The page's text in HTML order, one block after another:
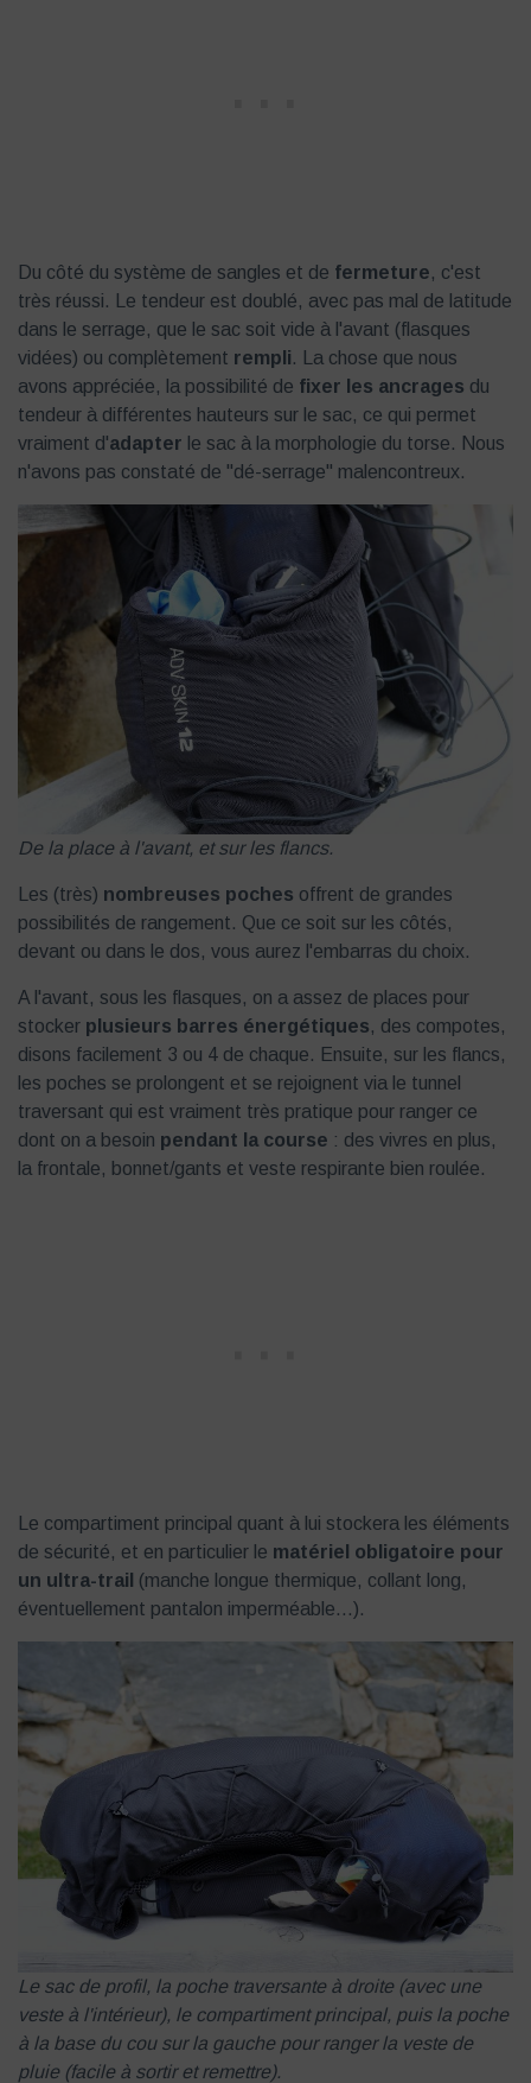
Du côté du système de sangles et de fermeture, c'est
très réussi. Le tendeur est doublé, avec pas mal de latitude
dans le serrage, que le sac soit vide à l'avant (flasques
vidées) ou complètement rempli. La chose que nous
avons appréciée, la possibilité de fixer les ancrages du
tendeur à différentes hauteurs sur le sac, ce qui permet
vraiment d'adapter le sac à la morphologie du torse. Nous
n'avons pas constaté de "dé-serrage" malencontreux.
De la place à l'avant, et sur les flancs.
Les (très) nombreuses poches offrent de grandes
possibilités de rangement. Que ce soit sur les côtés,
devant ou dans le dos, vous aurez l'embarras du choix.
A l'avant, sous les flasques, on a assez de places pour
stocker plusieurs barres énergétiques, des compotes,
disons facilement 3 ou 4 de chaque. Ensuite, sur les flancs,
les poches se prolongent et se rejoignent via le tunnel
traversant qui est vraiment très pratique pour ranger ce
dont on a besoin pendant la course : des vivres en plus,
la frontale, bonnet/gants et veste respirante bien roulée.
Le compartiment principal quant à lui stockera les éléments
de sécurité, et en particulier le matériel obligatoire pour
un ultra-trail (manche longue thermique, collant long,
éventuellement pantalon imperméable…).
Le sac de profil, la poche traversante à droite (avec une
veste à l'intérieur), le compartiment principal, puis la poche
à la base du cou sur la gauche pour ranger la veste de
pluie (facile à sortir et remettre).